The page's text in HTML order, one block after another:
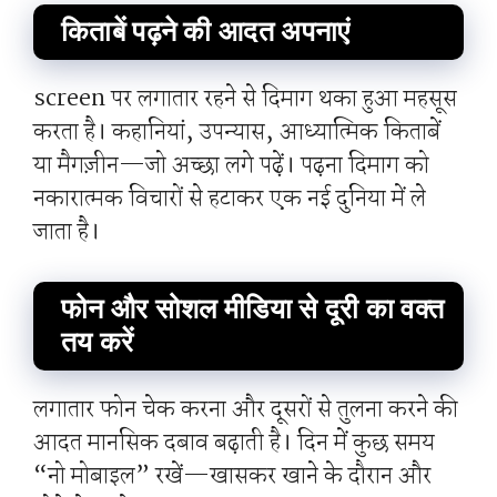
किताबें पढ़ने की आदत अपनाएं
screen पर लगातार रहने से दिमाग थका हुआ महसूस
करता है। कहानियां, उपन्यास, आध्यात्मिक किताबें
या मैगज़ीन—जो अच्छा लगे पढ़ें। पढ़ना दिमाग को
नकारात्मक विचारों से हटाकर एक नई दुनिया में ले
जाता है।
फोन और सोशल मीडिया से दूरी का वक्त
तय करें
लगातार फोन चेक करना और दूसरों से तुलना करने की
आदत मानसिक दबाव बढ़ाती है। दिन में कुछ समय
“नो मोबाइल” रखें—खासकर खाने के दौरान और